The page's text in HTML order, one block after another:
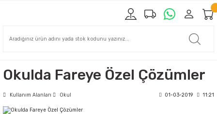
Okulda Fareye Özel Çözümler
Kullanım Alanları Okul 01-03-2019 11:21